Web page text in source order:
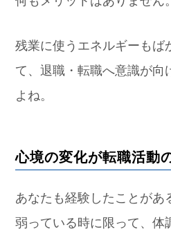
残業に使うエネルギーもば
て、退職・転職へ意識が向
よね。
心境の変化が転職活動
あなたも経験したことが
弱っている時に限って、体